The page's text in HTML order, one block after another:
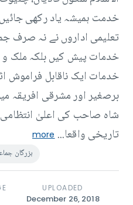
خدمت ہمیشہ یاد رکھی
تعلیمی اداروں نے نہ صرف
خدمات پیش کیں بلکہ ملک و
خدمات ایک ناقابل فراموش
برصغیر اور مشرقی افریقہ
شاہ صاحب کی اعلیٰ
تاریخی واقعا...more
بزرگان
UPLOADED
December 26, 2018